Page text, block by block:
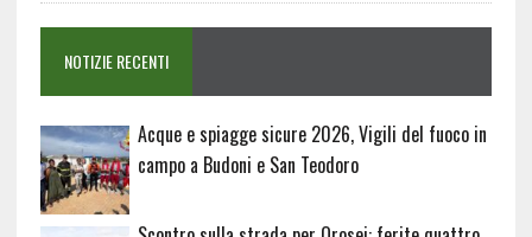
NOTIZIE RECENTI
Acque e spiagge sicure 2026, Vigili del fuoco in
campo a Budoni e San Teodoro